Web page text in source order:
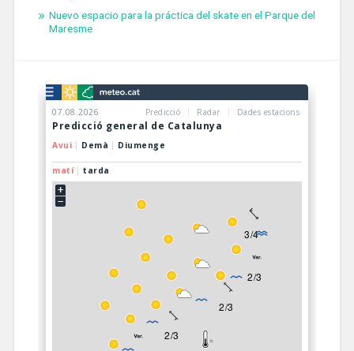
Nuevo espacio para la práctica del skate en el Parque del
Maresme